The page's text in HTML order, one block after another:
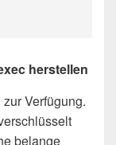
herstellen
Verfügung.
belange